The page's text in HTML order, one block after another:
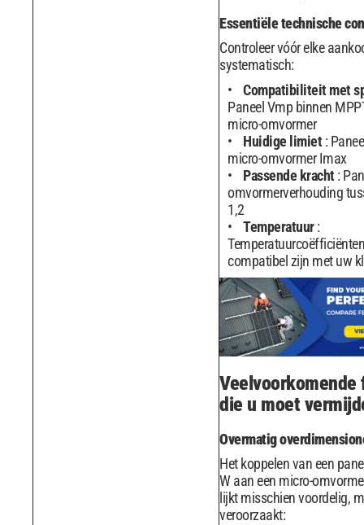
Essentiële technische
Controleer vóór elke
systematisch:
Compatibiliteit met
Paneel Vmp binnen
micro-omvormer
Huidige limiet :
micro-omvormer Imax
Passende kracht :
omvormerverhouding
1,2
Temperatuur:
compatibel zijn met uw
Veelvoorkomende
die u moet
Overmatig
Het koppelen van een
W aan een micro-
lijkt misschien voordelig,
veroorzaakt: